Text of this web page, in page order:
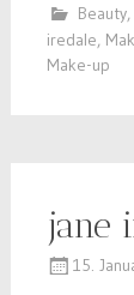
Beauty,
iredale,
Make-up
jane
15.